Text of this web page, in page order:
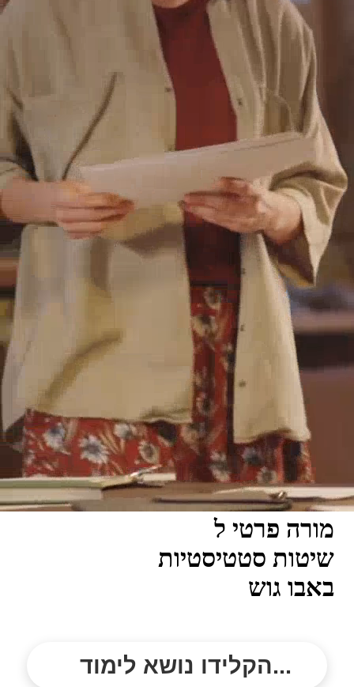
מורה פרטי ל
שיטות סטטיסטיות
באבו גוש
הקלידו נושא לימוד...